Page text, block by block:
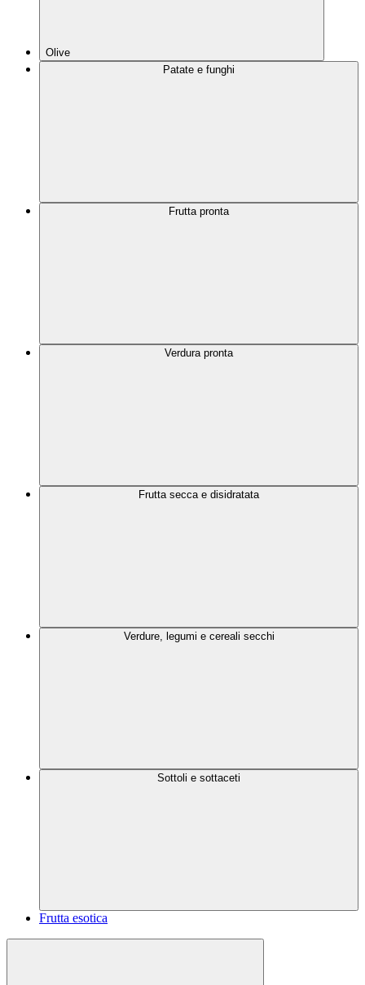
Olive
Patate e funghi
Frutta pronta
Verdura pronta
Frutta secca e disidratata
Verdure, legumi e cereali secchi
Sottoli e sottaceti
Frutta esotica